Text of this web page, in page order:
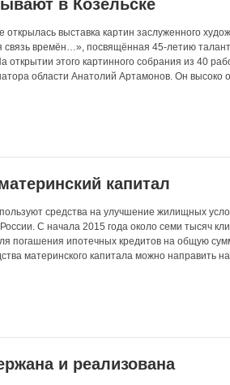
в Козельске
выставка картин заслуженного
времён…», посвящённая 45-летию
этого картинного собрания из 40
области Анатолий Артамонов. Он высоко
капитал
средства на улучшение жилищных
С начала 2015 года около семи тысяч
погашения ипотечных кредитов на общую
материнского капитала можно направить
и реализована